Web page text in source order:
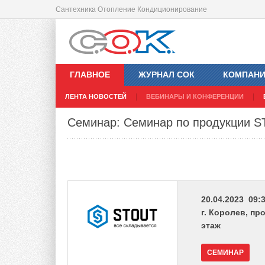
Сантехника Отопление Кондиционирование
ГЛАВНОЕ
ЛЕНТА НОВОСТЕЙ ВЕБИНАРЫ И КОНФЕРЕНЦИИ
ЖУРНАЛ СОК
Семинар: Семинар по продукции
20.04.2023
г. Королев,
этаж
СЕМИНАР